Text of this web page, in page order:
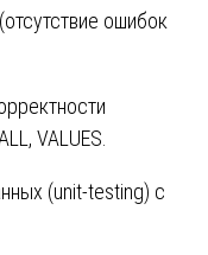
ошибок
VALUES.
(unit-testing) с